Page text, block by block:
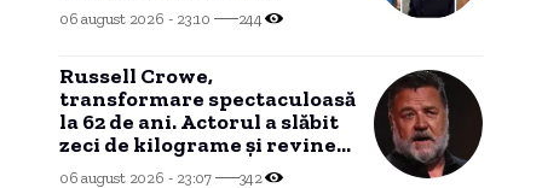
06 august 2026 - 23:10 244
Russell Crowe,
transformare spectaculoasă
la 62 de ani. Actorul a slăbit
zeci de kilograme și revine
la silueta din „Gladiatorul”
06 august 2026 - 23:07 342